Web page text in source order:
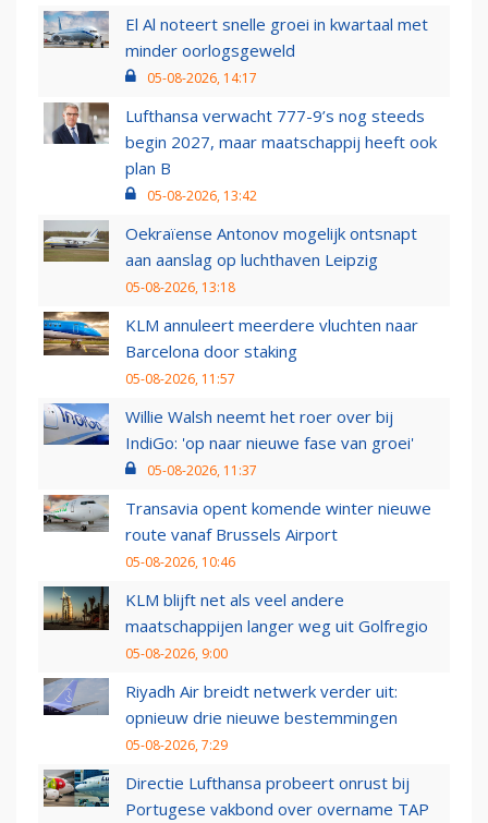
El Al noteert snelle groei in kwartaal met
minder oorlogsgeweld
05-08-2026, 14:17
Lufthansa verwacht 777-9’s nog steeds
begin 2027, maar maatschappij heeft ook
plan B
05-08-2026, 13:42
Oekraïense Antonov mogelijk ontsnapt
aan aanslag op luchthaven Leipzig
05-08-2026, 13:18
KLM annuleert meerdere vluchten naar
Barcelona door staking
05-08-2026, 11:57
Willie Walsh neemt het roer over bij
IndiGo: 'op naar nieuwe fase van groei'
05-08-2026, 11:37
Transavia opent komende winter nieuwe
route vanaf Brussels Airport
05-08-2026, 10:46
KLM blijft net als veel andere
maatschappijen langer weg uit Golfregio
05-08-2026, 9:00
Riyadh Air breidt netwerk verder uit:
opnieuw drie nieuwe bestemmingen
05-08-2026, 7:29
Directie Lufthansa probeert onrust bij
Portugese vakbond over overname TAP